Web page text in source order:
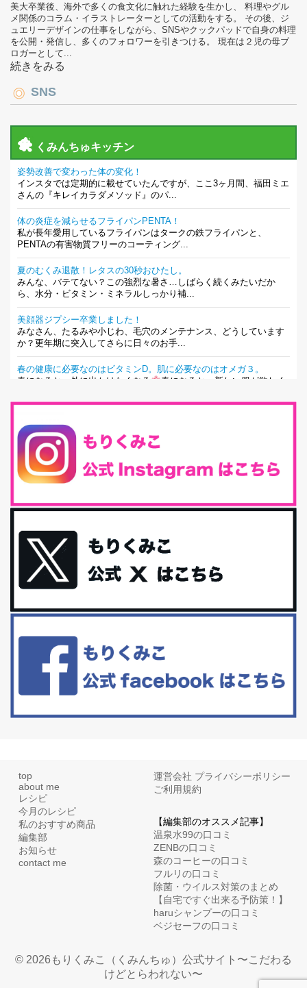
美大卒業後、海外で多くの食文化に触れた経験を生かし、 料理やグル
メ関係のコラム・イラストレーターとしての活動をする。 その後、ジ
ュエリーデザインの仕事をしながら、SNSやクックパッドで自身の料理
を公開・発信し、多くのフォロワーを引きつける。 現在は２児の母ブ
ロガーとして...
続きをみる
SNS
くみんちゅキッチン
姿勢改善で変わった体の変化！
インスタでは定期的に載せていたんですが、ここ3ヶ月間、福田ミエ
さんの『キレイカラダメソッド』のパ...
体の炎症を減らせるフライパンPENTA！
私が長年愛用しているフライパンはタークの鉄フライパンと、
PENTAの有害物質フリーのコーティング...
夏のむくみ退散！レタスの30秒おひたし。
みんな、バテてない？この強烈な暑さ…しばらく続くみたいだか
ら、水分・ビタミン・ミネラルしっかり補...
美顔器ジプシー卒業しました！
みなさん、たるみや小じわ、毛穴のメンテナンス、どうしています
か？更年期に突入してさらに日々のお手...
春の健康に必要なのはビタミンD。肌に必要なのはオメガ３。
春になると、外に出かけたくなる
春になると、新しい服が欲しく
最近、グラノーラ迷子になっていた私です。が、と〜〜〜っても美
味しくて栄養たっぷりのグラノーラを発...
腸活は「食事」だけだと思っていませんか？私の腸活完全版！
腸内環境を整えることは、健康維持の中でいっちばん大事！だと私
最近お風呂上がりの炭酸水をシリカシリカにしているんだけど確か
に髪と爪が丈夫になった気がする。炭酸...
体に優しい、私のふるさと納税５選。
今回は、最近毎回定期的に購入している「楽天ふるさと納税」の返
礼品トップ５を紹介します。今までいろ...
更年期を穏やかに乗りきるために今できる５つのこと。
といった更年期症状はまだ...
top
about me
レシピ
今月のレシピ
私のおすすめ商品
編集部
お知らせ
contact me
運営会社 プライバシーポリシー
ご利用規約
【編集部のオススメ記事】
温泉水99の口コミ
ZENBの口コミ
森のコーヒーの口コミ
フルリの口コミ
除菌・ウイルス対策のまとめ
【自宅ですぐ出来る予防策！】
haruシャンプーの口コミ
ベジセーフの口コミ
© 2026もりくみこ（くみんちゅ）公式サイト〜こだわる
けどとらわれない〜